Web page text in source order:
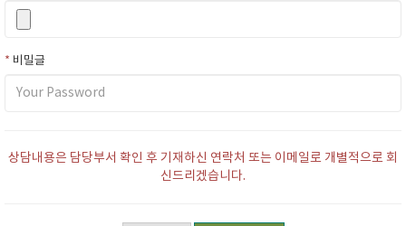
* 비밀글
상담내용은 담당부서 확인 후 기재하신 연락처 또는 이메일로 개별적으로 회
신드리겠습니다.